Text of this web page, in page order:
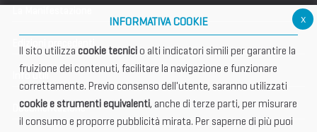
Info utili
Documentazione
x
INFORMATIVA COOKIE
Il sito utilizza cookie tecnicio alti indicatori simili per garantire la
fruizione dei contenuti, facilitare la navigazione e funzionare
correttamente. Previo consenso dell'utente, saranno utilizzati
cookie e strumenti equivalenti, anche di terze parti, per misurare
il consumo e proporre pubblicità mirata. Per saperne di più puoi